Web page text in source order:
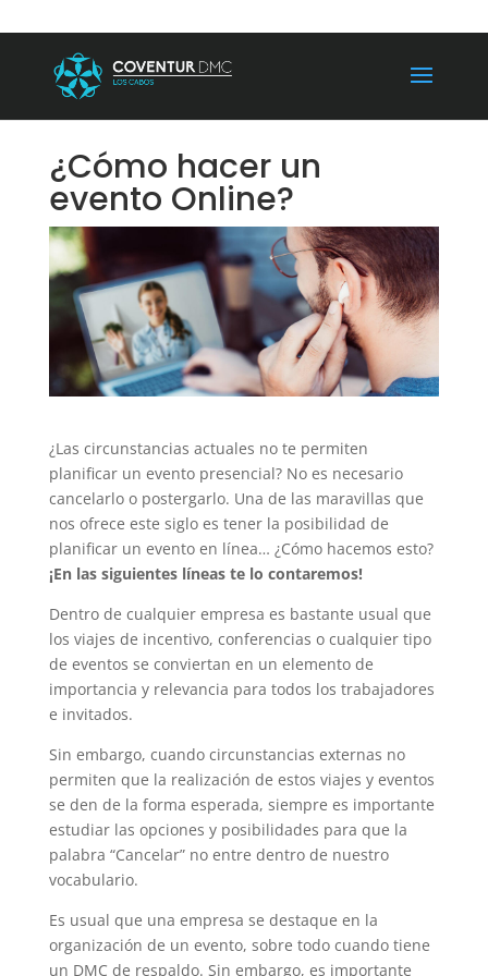
¿Cómo hacer un
evento Online?
¿Las circunstancias actuales no te permiten
planificar un evento presencial? No es necesario
cancelarlo o postergarlo. Una de las maravillas que
nos ofrece este siglo es tener la posibilidad de
planificar un evento en línea… ¿Cómo hacemos esto?
¡En las siguientes líneas te lo contaremos!
Dentro de cualquier empresa es bastante usual que
los viajes de incentivo, conferencias o cualquier tipo
de eventos se conviertan en un elemento de
importancia y relevancia para todos los trabajadores
e invitados.
Sin embargo, cuando circunstancias externas no
permiten que la realización de estos viajes y eventos
se den de la forma esperada, siempre es importante
estudiar las opciones y posibilidades para que la
palabra “Cancelar” no entre dentro de nuestro
vocabulario.
Es usual que una empresa se destaque en la
organización de un evento, sobre todo cuando tiene
un DMC de respaldo. Sin embargo, es importante